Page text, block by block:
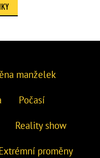
manželek
Počasí
Reality show
proměny